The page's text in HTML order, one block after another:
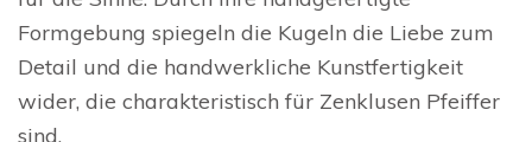
Formgebung spiegeln die Kugeln die Liebe zum
Detail und die handwerkliche Kunstfertigkeit
wider, die charakteristisch für Zenklusen Pfeiffer
sind.